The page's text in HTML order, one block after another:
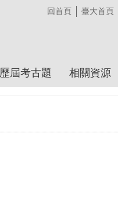
回首頁 臺大首頁
歷屆考古題 相關資源